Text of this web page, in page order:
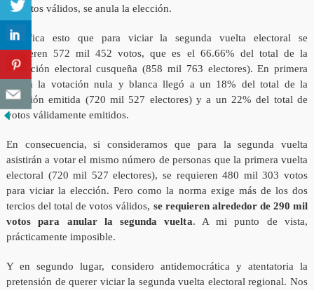
de votos válidos, se anula la elección.
Significa esto que para viciar la segunda vuelta electoral se
requieren 572 mil 452 votos, que es el 66.66% del total de la
población electoral cusqueña (858 mil 763 electores). En primera
vuelta la votación nula y blanca llegó a un 18% del total de la
votación emitida (720 mil 527 electores) y a un 22% del total de
votos válidamente emitidos.
En consecuencia, si consideramos que para la segunda vuelta
asistirán a votar el mismo número de personas que la primera vuelta
electoral (720 mil 527 electores), se requieren 480 mil 303 votos
para viciar la elección. Pero como la norma exige más de los dos
tercios del total de votos válidos, se requieren alrededor de 290 mil
votos para anular la segunda vuelta. A mi punto de vista,
prácticamente imposible.
Y en segundo lugar, considero antidemocrática y atentatoria la
pretensión de querer viciar la segunda vuelta electoral regional. Nos